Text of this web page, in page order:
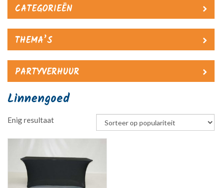
CATEGORIEËN
THEMA’S
PARTYVERHUUR
Linnengoed
Enig resultaat